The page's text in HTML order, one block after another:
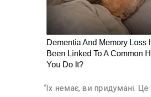
“Їх немає, ви придумані.